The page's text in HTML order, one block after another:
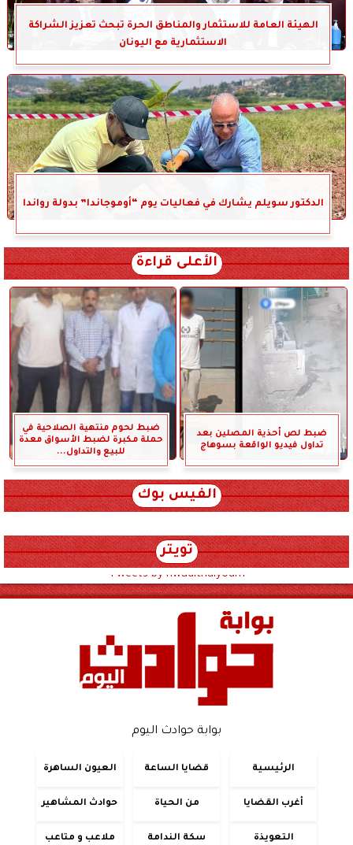
الهيئة العامة للاستثمار والمناطق الحرة تبحث تعزيز الشراكة
الاستثمارية مع اليونان
الدكتور سويلم يشارك في فعاليات يوم “أوموجاندا” بدولة رواندا
الأعلى قراءة
ضبط لص أحذية المصلين بعد
تداول فيديو الواقعة بسوهاج
ضبط لحوم منتهية الصلاحية في
حملة مكبرة لضبط الأسواق معدة
للبيع والتداول...
الفيس بوك
تويتر
Tweets by hwadithalyoum
بوابة حوادث اليوم
الرئيسية قضايا الساعة العيون الساهرة
أغرب القضايا من الحياة حوادث المشاهير
التعويذة سكة الندامة ملاعب و متاعب